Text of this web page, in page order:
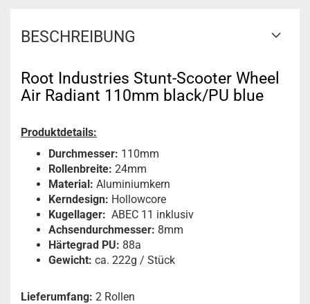
BESCHREIBUNG
Root Industries Stunt-Scooter Wheel
Air Radiant 110mm black/PU blue
Produktdetails:
Durchmesser: 110mm
Rollenbreite: 24mm
Material: Aluminiumkern
Kerndesign: Hollowcore
Kugellager: ABEC 11 inklusiv
Achsendurchmesser: 8mm
Härtegrad PU: 88a
Gewicht: ca. 222g / Stück
Lieferumfang: 2 Rollen